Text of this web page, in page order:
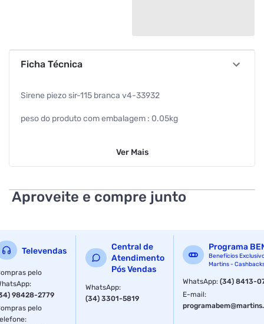
Ficha Técnica
Sirene piezo sir-115 branca v4-33932
peso do produto com embalagem : 0.05kg
ean : 7898202558701
troca expressa : sim
consumo : max. 2.1w(em acionamento)
tensao de operacao : 12 vc.c
garantia com o fabricante : 01 ano
Ver Mais
Aproveite e compre junto
Televendas
pelo
:
98428-2779
pelo
:
Central de
Atendimento
Pós Vendas
WhatsApp:
(34) 3301-5819
Programa
Benefícios
Martins -
WhatsApp:(34) 8413-
E-mail: